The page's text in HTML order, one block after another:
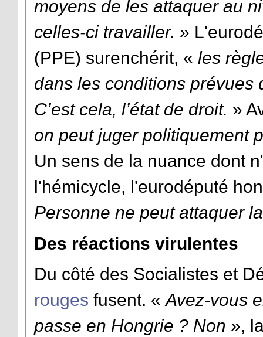
moyens de les attaquer au
celles-ci travailler. »
(PPE) surenchérit, « les
dans les conditions prévues
C’est cela, l’état de droit. »
on peut juger politiquement
Un sens de la nuance dont
l'hémicycle, l'eurodéputé
Personne ne peut attaquer
Des réactions virulentes
Du côté des Socialistes et
rouges fusent. «Avez-vous
passe en Hongrie ? Non »,